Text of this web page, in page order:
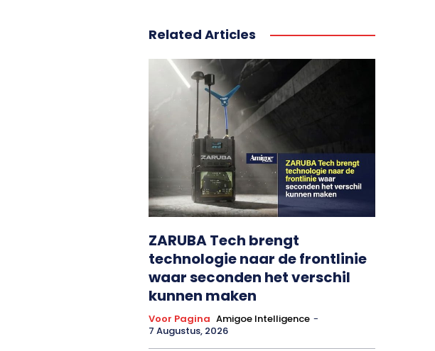
Related Articles
ZARUBA Tech brengt
technologie naar de frontlinie
waar seconden het verschil
kunnen maken
Voor Pagina Amigoe Intelligence -
7 Augustus, 2026